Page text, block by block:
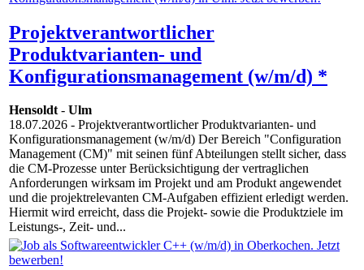
Projektverantwortlicher
Produktvarianten- und
Konfigurationsmanagement (w/m/d) *
Hensoldt- Ulm
18.07.2026 - Projektverantwortlicher Produktvarianten- und
Konfigurationsmanagement (w/m/d) Der Bereich "Configuration
Management (CM)" mit seinen fünf Abteilungen stellt sicher, dass
die CM-Prozesse unter Berücksichtigung der vertraglichen
Anforderungen wirksam im Projekt und am Produkt angewendet
und die projektrelevanten CM-Aufgaben effizient erledigt werden.
Hiermit wird erreicht, dass die Projekt- sowie die Produktziele im
Leistungs-, Zeit- und...